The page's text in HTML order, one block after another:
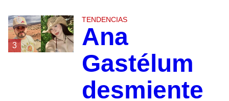
3
TENDENCIAS
Ana
Gastélum
desmiente